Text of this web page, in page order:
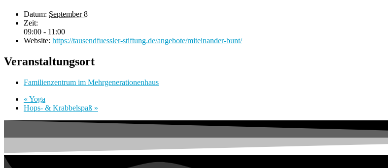
Datum: September 8
Zeit:
09:00 - 11:00
Website: https://tausendfuessler-stiftung.de/angebote/miteinander-bunt/
Veranstaltungsort
Familienzentrum im Mehrgenerationenhaus
« Yoga
Hops- & Krabbelspaß »